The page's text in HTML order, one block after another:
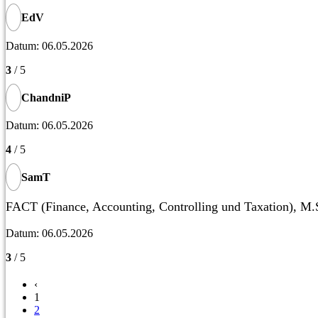
EdV
Datum: 06.05.2026
3 / 5
ChandniP
Datum: 06.05.2026
4 / 5
SamT
FACT (Finance, Accounting, Controlling und Taxation),
Datum: 06.05.2026
3 / 5
‹
1
2